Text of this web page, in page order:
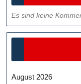
Es sind keine
August 2026